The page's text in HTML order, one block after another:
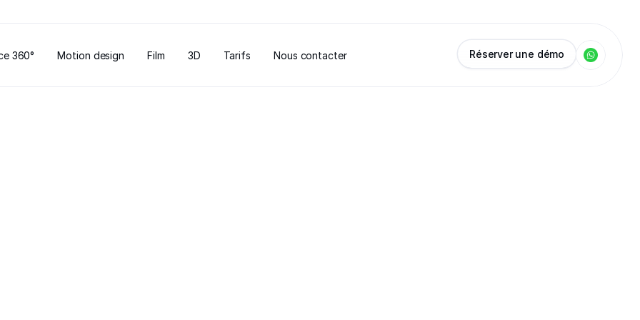
360° Motion design Film 3D Tarifs Nous contacter Réserver une démo